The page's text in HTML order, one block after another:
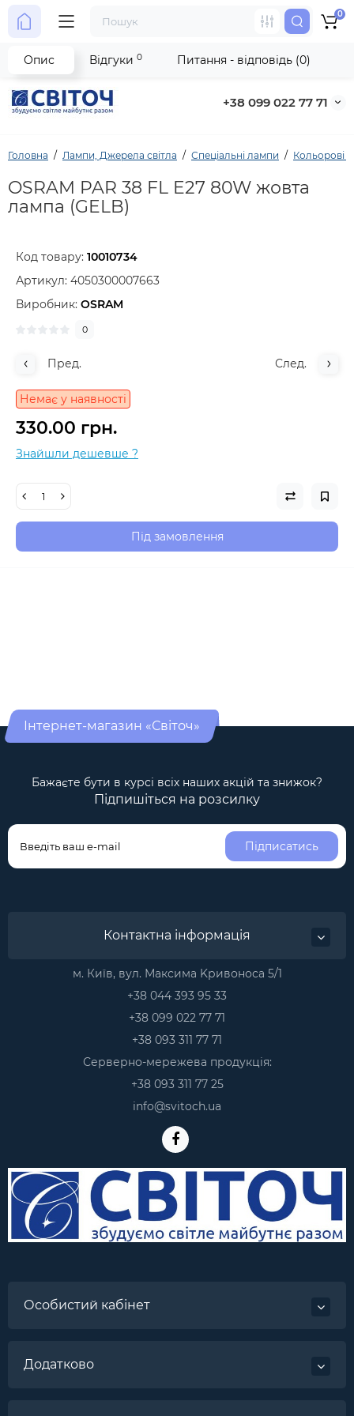
+38 099 022 77 71
0
Головна Лампи, Джерела світла Спеціальні лампи Кольорові
OSRAM PAR 38 FL E27 80W жовта
лампа (GELB)
Код товару: 10010734
Артикул: 4050300007663
Виробник: OSRAM
0
Пред. След.
Немає у наявності
330.00 грн.
Знайшли дешевше ?
Під замовлення
Опис Відгуки 0 Питання - відповідь (0)
Інтернет-магазин «Світоч»
Бажаєте бути в курсі всіх наших акцій та знижок?
Підпишіться на розсилку
Підписатись
Контактна інформація
м. Київ, вул. Максима Kривоноса 5/1
+38 044 393 95 33
+38 099 022 77 71
+38 093 311 77 71
Серверно-мережева продукція:
+38 093 311 77 25
info@svitoch.ua
Особистий кабінет
Додатково